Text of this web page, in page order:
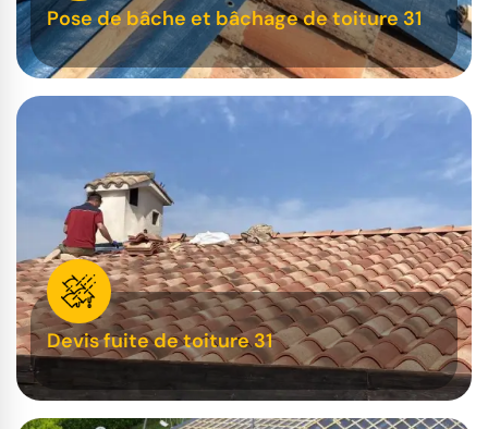
Pose de bâche et bâchage de toiture 31
Devis fuite de toiture 31